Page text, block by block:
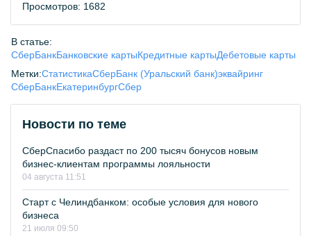
Просмотров: 1682
В статье:
СберБанкБанковские картыКредитные картыДебетовые карты
Метки:СтатистикаСберБанк (Уральский банк)эквайринг
СберБанкЕкатеринбургСбер
Новости по теме
СберСпасибо раздаст по 200 тысяч бонусов новым
бизнес-клиентам программы лояльности
04 августа 11:51
Старт с Челиндбанком: особые условия для нового
бизнеса
21 июля 09:50